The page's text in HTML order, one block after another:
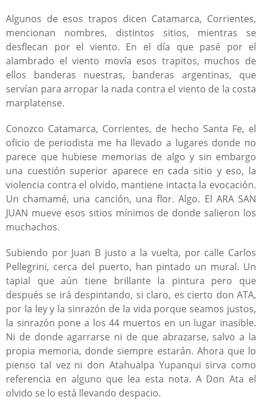
Algunos de esos trapos dicen Catamarca, Corrientes,
mencionan nombres, distintos sitios, mientras se
desflecan por el viento. En el día que pasé por el
alambrado el viento movía esos trapitos, muchos de
ellos banderas nuestras, banderas argentinas, que
servían para arropar la nada contra el viento de la costa
marplatense.
Conozco Catamarca, Corrientes, de hecho Santa Fe, el
oficio de periodista me ha llevado a lugares donde no
parece que hubiese memorias de algo y sin embargo
una cuestión superior aparece en cada sitio y eso, la
violencia contra el olvido, mantiene intacta la evocación.
Un chamamé, una canción, una flor. Algo. El ARA SAN
JUAN mueve esos sitios mínimos de donde salieron los
muchachos.
Subiendo por Juan B justo a la vuelta, por calle Carlos
Pellegrini, cerca del puerto, han pintado un mural. Un
tapial que aún tiene brillante la pintura pero que
después se irá despintando, si claro, es cierto don ATA,
por la ley y la sinrazón de la vida porque seamos justos,
la sinrazón pone a los 44 muertos en un lugar inasible.
Ni de donde agarrarse ni de que abrazarse, salvo a la
propia memoria, donde siempre estarán. Ahora que lo
pienso tal vez ni don Atahualpa Yupanqui sirva como
referencia en alguno que lea esta nota. A Don Ata el
olvido se lo está llevando despacio.